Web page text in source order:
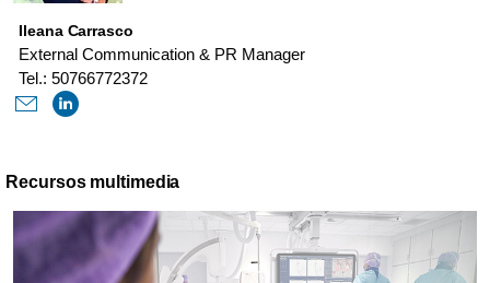
Ileana Carrasco
External Communication & PR Manager
Tel.: 50766772372
Recursos multimedia